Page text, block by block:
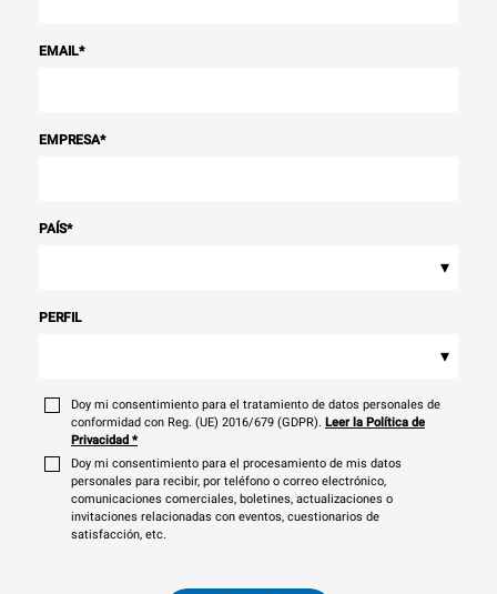
EMAIL*
EMPRESA*
PAÍS*
▾
PERFIL
▾
Doy mi consentimiento para el tratamiento de datos personales de
conformidad con Reg. (UE) 2016/679 (GDPR). Leer la Política de
Privacidad *
Doy mi consentimiento para el procesamiento de mis datos
personales para recibir, por teléfono o correo electrónico,
comunicaciones comerciales, boletines, actualizaciones o
invitaciones relacionadas con eventos, cuestionarios de
satisfacción, etc.